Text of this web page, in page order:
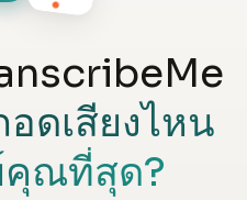
อดเสียงไหน
คุณที่สุด?